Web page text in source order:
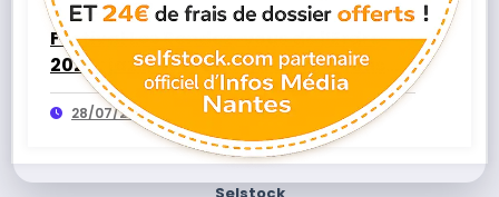
Infos Média 0
Festival Les Rendez-vous de l’Erdre
2026 : jazz, bateaux et rendez-vous
insolites autour de Nantes
28/07/2026